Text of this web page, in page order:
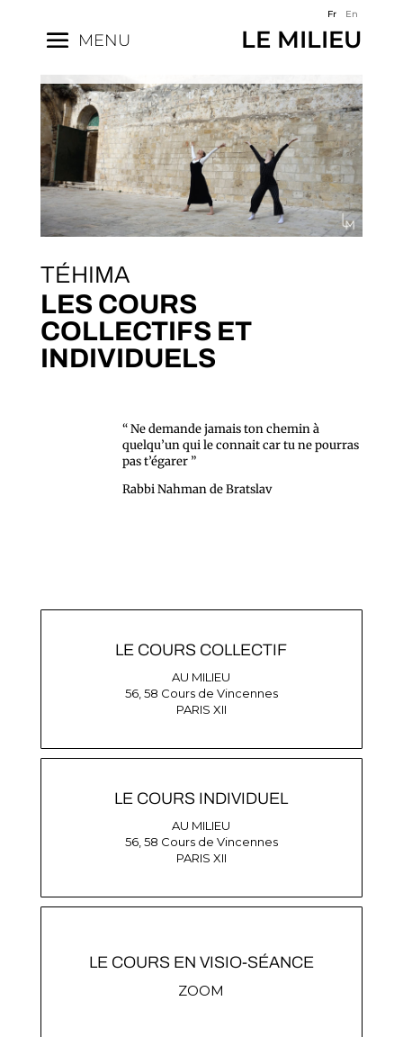
Fr En
LE MILIEU
MENU
TÉHIMA
LES COURS
COLLECTIFS ET
INDIVIDUELS
“ Ne demande jamais ton chemin à
quelqu’un qui le connait car tu ne pourras
pas t’égarer ”
Rabbi Nahman de Bratslav
LE COURS COLLECTIF
AU MILIEU
56, 58 Cours de Vincennes
PARIS XII
LE COURS INDIVIDUEL
AU MILIEU
56, 58 Cours de Vincennes
PARIS XII
LE COURS EN VISIO-SÉANCE
ZOOM